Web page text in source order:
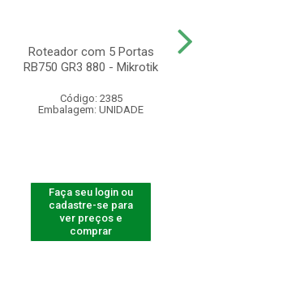
Roteador com 5 Portas
RB750 GR3 880 - Mikrotik
Código: 2385
Embalagem: UNIDADE
Faça seu login ou
cadastre-se para
ver preços e
comprar